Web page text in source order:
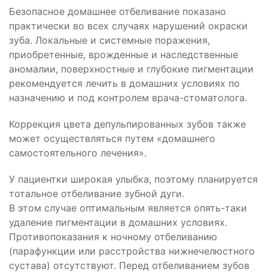
Безопасное домашнее отбеливание показано
практически во всех случаях нарушений окраски
зуба. Локальные и системные поражения,
приобретенные, врожденные и наследственные
аномалии, поверхностные и глубокие пигментации
рекомендуется лечить в домашних условиях по
назначению и под контролем врача-стоматолога.
Коррекция цвета депульпированных зубов также
может осуществляться путем «домашнего
самостоятельного лечения».
У пациентки широкая улыбка, поэтому планируется
тотальное отбеливание зубной дуги.
В этом случае оптимальным является опять-таки
удаление пигментации в домашних условиях.
Противопоказания к ночному отбеливанию
(парафункции или расстройства нижнечелюстного
сустава) отсутствуют. Перед отбеливанием зубов